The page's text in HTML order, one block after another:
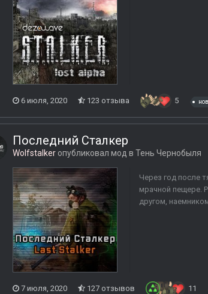
6 июля, 2020 123 отзыва 5
Последний Сталкер
Wolfstalker опубликовал мод в Тень Чернобыля
Через год после
мрачной пещере.
другом,
7 июля, 2020 127 отзывов 11